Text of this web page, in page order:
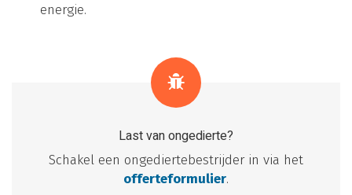
energie.
Last van ongedierte?
Schakel een ongediertebestrijder in via het
offerteformulier.